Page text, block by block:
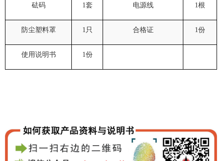
砝码 1 套 电源线 1 根
防尘塑料罩 1 只 合格证 1 份
使用说明书 1 份